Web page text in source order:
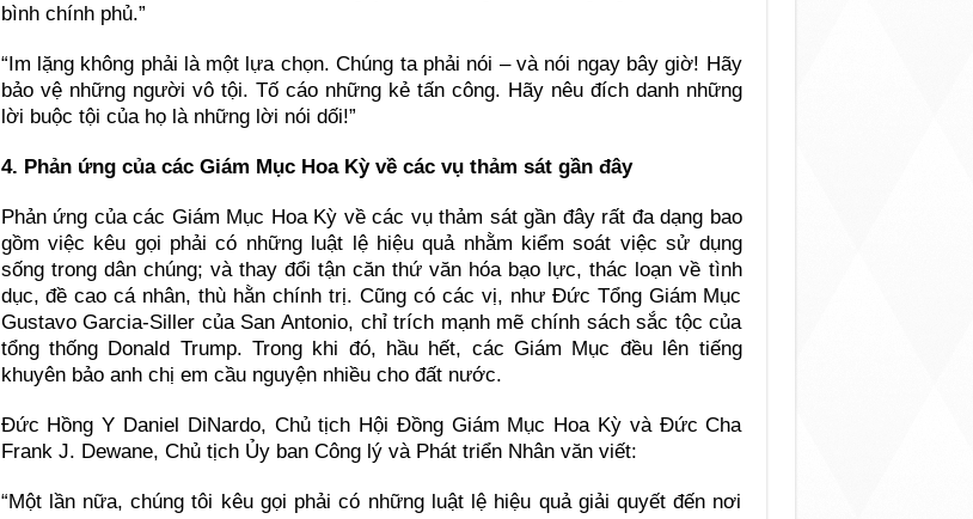
bình chính phủ.”
“Im lặng không phải là một lựa chọn. Chúng ta phải nói – và nói ngay bây giờ! Hãy
bảo vệ những người vô tội. Tố cáo những kẻ tấn công. Hãy nêu đích danh những
lời buộc tội của họ là những lời nói dối!”
4. Phản ứng của các Giám Mục Hoa Kỳ về các vụ thảm sát gần đây
Phản ứng của các Giám Mục Hoa Kỳ về các vụ thảm sát gần đây rất đa dạng bao
gồm việc kêu gọi phải có những luật lệ hiệu quả nhằm kiểm soát việc sử dụng
sống trong dân chúng; và thay đổi tận căn thứ văn hóa bạo lực, thác loạn về tình
dục, đề cao cá nhân, thù hằn chính trị. Cũng có các vị, như Đức Tổng Giám Mục
Gustavo Garcia-Siller của San Antonio, chỉ trích mạnh mẽ chính sách sắc tộc của
tổng thống Donald Trump. Trong khi đó, hầu hết, các Giám Mục đều lên tiếng
khuyên bảo anh chị em cầu nguyện nhiều cho đất nước.
Đức Hồng Y Daniel DiNardo, Chủ tịch Hội Đồng Giám Mục Hoa Kỳ và Đức Cha
Frank J. Dewane, Chủ tịch Ủy ban Công lý và Phát triển Nhân văn viết:
“Một lần nữa, chúng tôi kêu gọi phải có những luật lệ hiệu quả giải quyết đến nơi